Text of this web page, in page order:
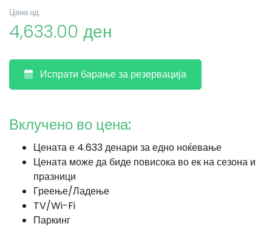
Цена од:
4,633.00 ден
Испрати барање за резервација
Вклучено во цена:
Цената е 4.633 денари за едно ноќевање
Цената може да биде повисока во ек на сезона и
празници
Греење/Ладење
TV/Wi-Fi
Паркинг